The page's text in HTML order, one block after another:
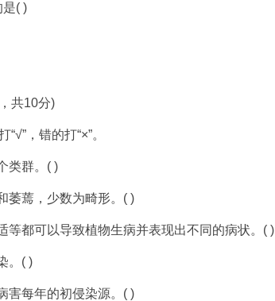
( )
共10分)
，错的打“×”。
类群。( )
蔫，少数为畸形。( )
都可以导致植物生病并表现出不同的病状。( )
。( )
每年的初侵染源。( )